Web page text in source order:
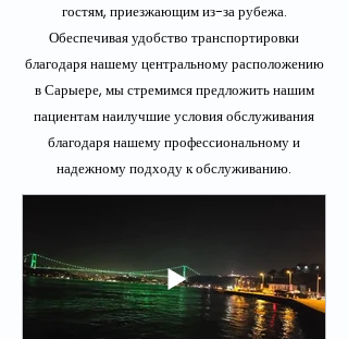
гостям, приезжающим из-за рубежа.
Обеспечивая удобство транспортировки
благодаря нашему центральному расположению
в Сарыере, мы стремимся предложить нашим
пациентам наилучшие условия обслуживания
благодаря нашему профессиональному и
надежному подходу к обслуживанию.